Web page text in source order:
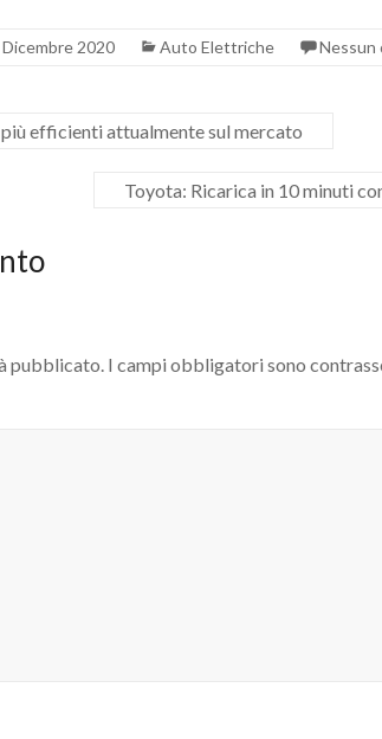
2020 Auto Elettriche Nessun
efficienti attualmente sul mercato
Toyota: Ricarica in 10 minuti
pubblicato. I campi obbligatori sono